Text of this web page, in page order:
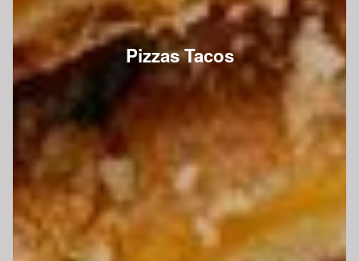
Pizzas Tacos